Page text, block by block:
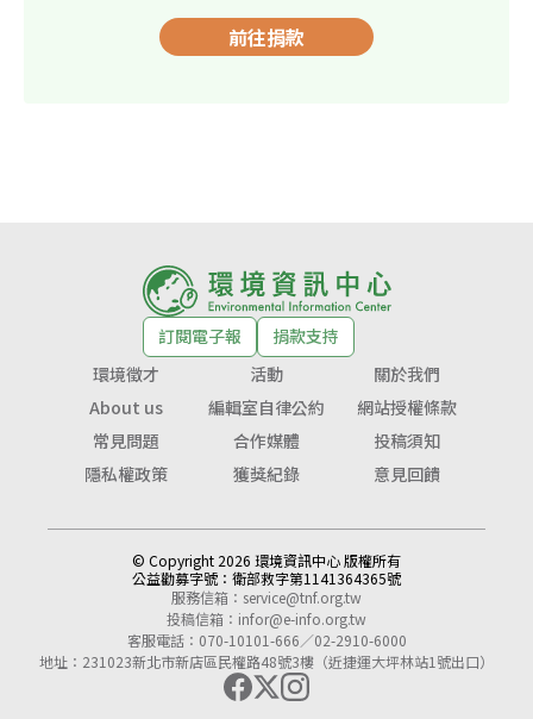
前往捐款
訂閱電子報
捐款支持
環境徵才
活動
關於我們
About us
編輯室自律公約
網站授權條款
常見問題
合作媒體
投稿須知
隱私權政策
獲獎紀錄 意見回饋
© Copyright 2026 環境資訊中心 版權所有
公益勸募字號： 衛部救字第1141364365號
服務信箱： service@tnf.org.tw
投稿信箱： infor@e-info.org.tw
客服電話：070-10101-666／02-2910-6000
地址：231023新北市新店區民權路48號3樓（近捷運大坪林站1號出口）